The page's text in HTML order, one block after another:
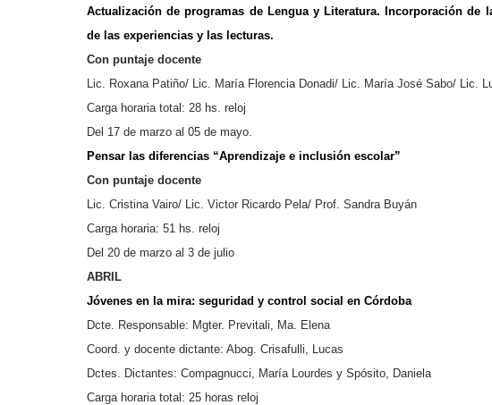
Actualización de programas de Lengua y Literatura. Incorporación de
de las experiencias y las lecturas.
Con puntaje docente
Lic. Roxana Patiño/ Lic. María Florencia Donadi/ Lic. María José Sabo/ Lic.
Carga horaria total: 28 hs. reloj
Del 17 de marzo al 05 de mayo.
Pensar las diferencias “Aprendizaje e inclusión escolar”
Con puntaje docente
Lic. Cristina Vairo/ Lic. Victor Ricardo Pela/ Prof. Sandra Buyán
Carga horaria: 51 hs. reloj
Del 20 de marzo al 3 de julio
ABRIL
Jóvenes en la mira: seguridad y control social en Córdoba
Dcte. Responsable: Mgter. Previtali, Ma. Elena
Coord. y docente dictante: Abog. Crisafulli, Lucas
Dctes. Dictantes: Compagnucci, María Lourdes y Spósito, Daniela
Carga horaria total: 25 horas reloj